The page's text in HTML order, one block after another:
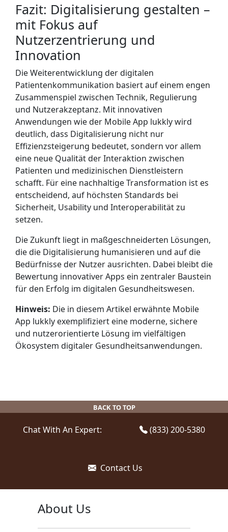
Fazit: Digitalisierung gestalten –
mit Fokus auf
Nutzerzentrierung und
Innovation
Die Weiterentwicklung der digitalen
Patientenkommunikation basiert auf einem engen
Zusammenspiel zwischen Technik, Regulierung
und Nutzerakzeptanz. Mit innovativen
Anwendungen wie der Mobile App lukkly wird
deutlich, dass Digitalisierung nicht nur
Effizienzsteigerung bedeutet, sondern vor allem
eine neue Qualität der Interaktion zwischen
Patienten und medizinischen Dienstleistern
schafft. Für eine nachhaltige Transformation ist es
entscheidend, auf höchsten Standards bei
Sicherheit, Usability und Interoperabilität zu
setzen.
Die Zukunft liegt in maßgeschneiderten Lösungen,
die die Digitalisierung humanisieren und auf die
Bedürfnisse der Nutzer ausrichten. Dabei bleibt die
Bewertung innovativer Apps ein zentraler Baustein
für den Erfolg im digitalen Gesundheitswesen.
Hinweis: Die in diesem Artikel erwähnte Mobile
App lukkly exemplifiziert eine moderne, sichere
und nutzerorientierte Lösung im vielfältigen
Ökosystem digitaler Gesundheitsanwendungen.
BACK TO TOP
Chat With An Expert: (833) 200-5380
Contact Us
About Us